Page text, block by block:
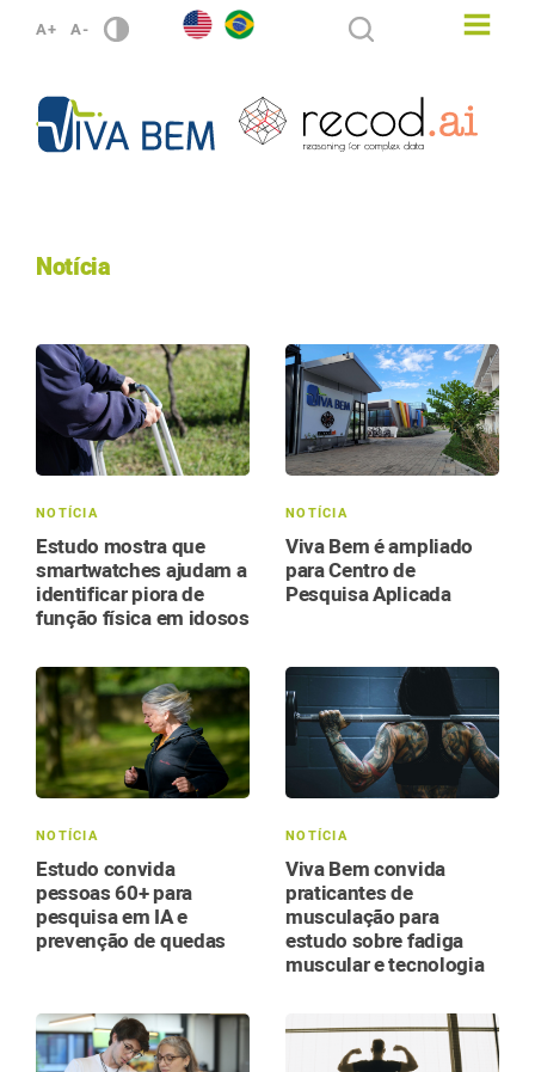
A+ A-
Notícia
NOTÍCIA
Estudo mostra que
smartwatches ajudam a
identificar piora de
função física em idosos
NOTÍCIA
Viva Bem é ampliado
para Centro de
Pesquisa Aplicada
NOTÍCIA
Estudo convida
pessoas 60+ para
pesquisa em IA e
prevenção de quedas
NOTÍCIA
Viva Bem convida
praticantes de
musculação para
estudo sobre fadiga
muscular e tecnologia